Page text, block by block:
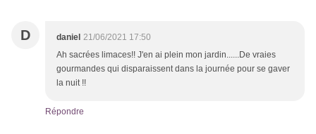
D daniel 21/06/2021 17:50
Ah sacrées limaces!! J'en ai plein mon jardin......De vraies
gourmandes qui disparaissent dans la journée pour se gaver
la nuit !!
Répondre